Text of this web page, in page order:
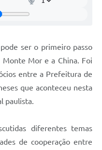
ser o primeiro passo
Mor e a China. Foi
entre a Prefeitura de
que aconteceu nesta
paulista.
diferentes temas
de cooperação entre